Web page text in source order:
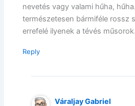
nevetés vagy valami hűha,
természetesen bármiféle rossz
errefelé ilyenek a tévés műsorok.
Reply
Váraljay Gabriel